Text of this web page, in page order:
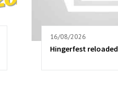
16/08/2026
Hingerfest reloaded